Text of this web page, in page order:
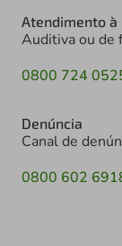
Atendimento à
Auditiva ou de
0800 724
Denúncia
Canal de
0800 602